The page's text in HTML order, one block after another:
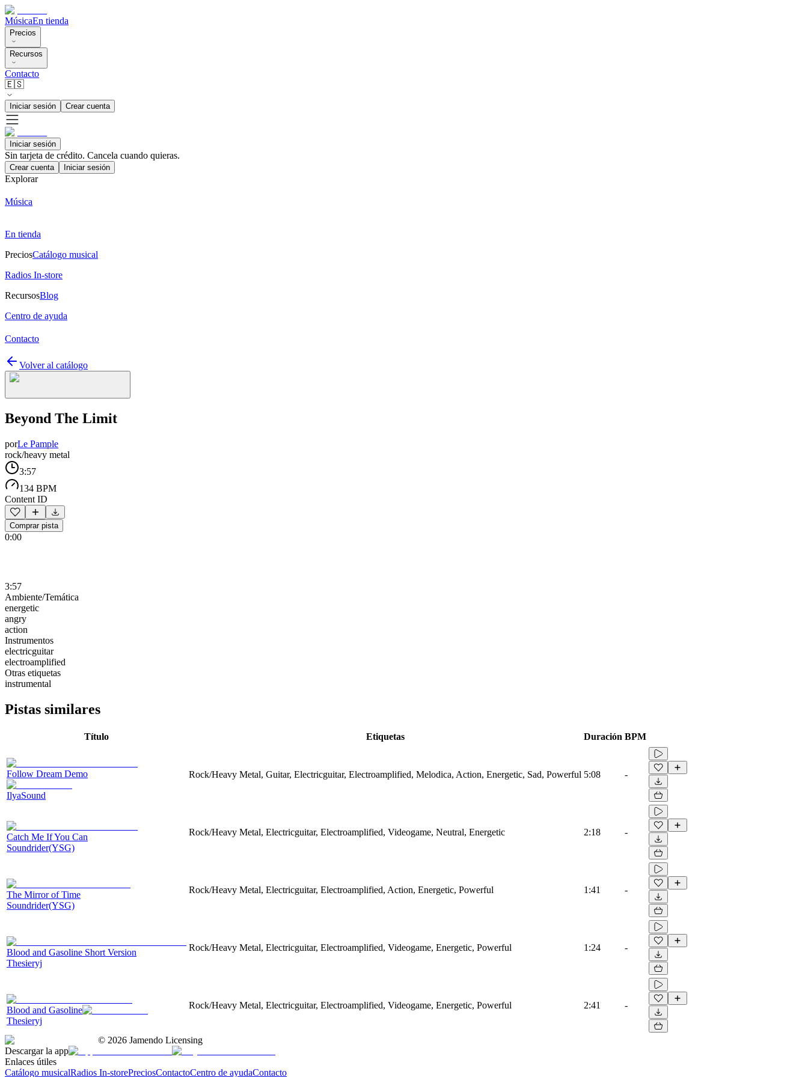
MúsicaEn tienda
Precios
Recursos
Contacto
🇪🇸
Iniciar sesión Crear cuenta
Iniciar sesión
Sin tarjeta de crédito. Cancela cuando quieras.
Crear cuenta Iniciar sesión
Explorar
Música
En tienda
PreciosCatálogo musical
Radios In-store
RecursosBlog
Centro de ayuda
Contacto
Volver al catálogo
Beyond The Limit
porLe Pample
rock/heavy metal
3:57
134 BPM
Content ID
Comprar pista
0:00
3:57
Ambiente/Temática
energetic
angry
action
Instrumentos
electricguitar
electroamplified
Otras etiquetas
instrumental
Pistas similares
Título Etiquetas Duración BPM
Follow Dream Demo
IlyaSound
Rock/Heavy Metal, Guitar, Electricguitar, Electroamplified, Melodica, Action, Energetic, Sad, Powerful 5:08 -
Catch Me If You Can
Soundrider(YSG)
Rock/Heavy Metal, Electricguitar, Electroamplified, Videogame, Neutral, Energetic 2:18 -
The Mirror of Time
Soundrider(YSG)
Rock/Heavy Metal, Electricguitar, Electroamplified, Action, Energetic, Powerful 1:41 -
Blood and Gasoline Short Version
Thesieryj
Rock/Heavy Metal, Electricguitar, Electroamplified, Videogame, Energetic, Powerful 1:24 -
Blood and Gasoline
Thesieryj
Rock/Heavy Metal, Electricguitar, Electroamplified, Videogame, Energetic, Powerful 2:41 -
© 2026 Jamendo Licensing
Descargar la app
Enlaces útiles
Catálogo musicalRadios In-storePreciosContactoCentro de ayudaContacto